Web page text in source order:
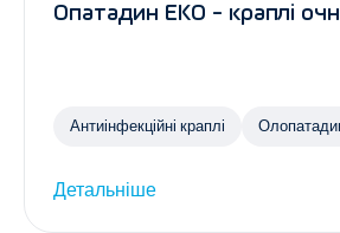
Опатадин ЕКО - краплі
Антиінфекційні краплі
Детальніше